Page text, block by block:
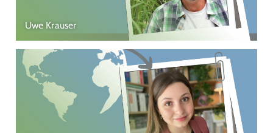
Uwe Krauser